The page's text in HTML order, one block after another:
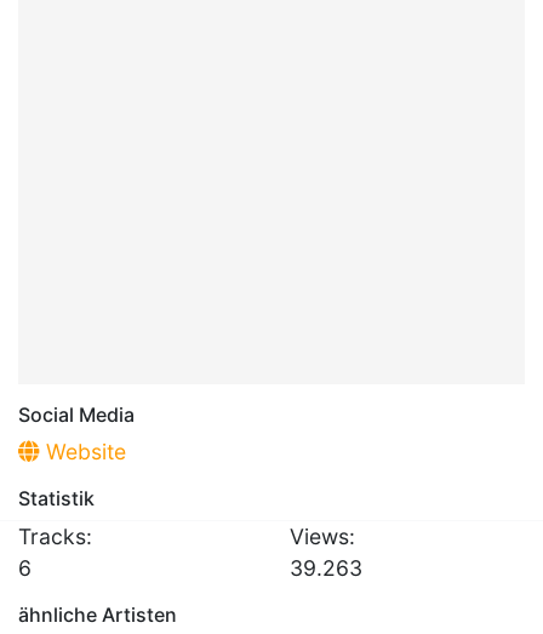
Social Media
Website
Statistik
Tracks:
6
Views:
39.263
ähnliche Artisten